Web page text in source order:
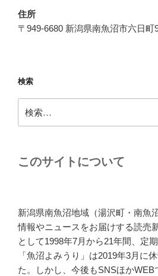
住所
〒949-6680 新潟県南魚沼市六日町
検索
索:
このサイトについて
新潟県南魚沼地域（湯沢町・南魚
情報やニュースをお届けする読売
として1998年7月から21年間、定
「魚沼よみうり」は2019年3月に
た。しかし、今後もSNSほか